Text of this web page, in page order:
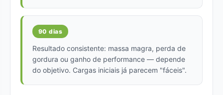
90 dias
Resultado consistente: massa magra, perda de
gordura ou ganho de performance — depende
do objetivo. Cargas iniciais já parecem "fáceis".